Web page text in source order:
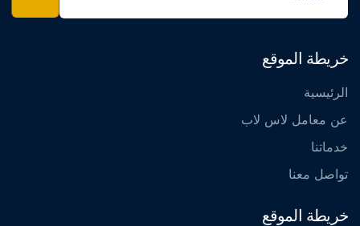
خريطة الموقع
الرئيسية
عن معامل لاس لاب
خدماتنا
تواصل معنا
خريطة الموقع